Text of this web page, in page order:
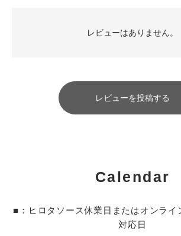
レビューはありません。
レビューを投稿する
Calendar
■：ヒロタソース休業日またはオンライ
対応日